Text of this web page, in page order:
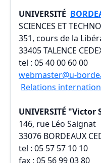
UNIVERSITÉ
SCIENCES ET
351, cours de la
33405 TALENCE
tel : 05 40 00 60 00
webmaster@u-
Relations
UNIVERSITÉ "Victor
146, rue Léo Saignat
33076 BORDEAUX
tel : 05 57 57 10 10
fax : 05 56 99 03 80